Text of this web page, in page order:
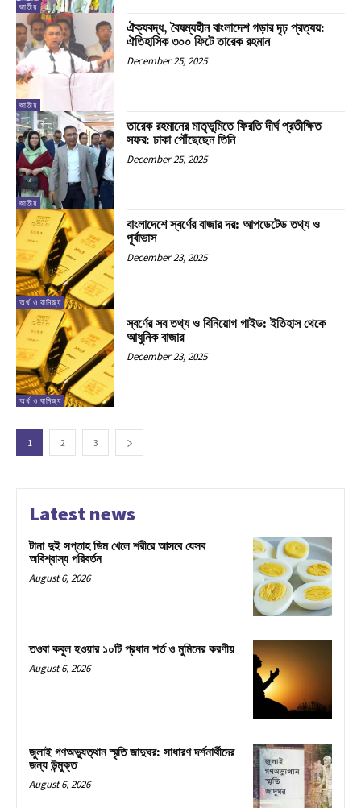
জাতীয়
জাতীয়
ঐক্যবদ্ধ, বৈষম্যহীন বাংলাদেশ গড়ার দৃঢ় প্রত্যয়:
ঐতিহাসিক ৩০০ ফিটে তারেক রহমান
December 25, 2025
জাতীয়
তারেক রহমানের মাতৃভূমিতে ফিরতি দীর্ঘ প্রতীক্ষিত
সফর: ঢাকা পৌঁছেছেন তিনি
December 25, 2025
অর্থ ও বানিজ্য
বাংলাদেশে স্বর্ণের বাজার দর: আপডেটেড তথ্য ও
পূর্বাভাস
December 23, 2025
অর্থ ও বানিজ্য
স্বর্ণের সব তথ্য ও বিনিয়োগ গাইড: ইতিহাস থেকে
আধুনিক বাজার
December 23, 2025
1 2 3
Latest news
টানা দুই সপ্তাহ ডিম খেলে শরীরে আসবে যেসব
অবিশ্বাস্য পরিবর্তন
August 6, 2026
তওবা কবুল হওয়ার ১০টি প্রধান শর্ত ও মুমিনের করণীয়
August 6, 2026
জুলাই গণঅভ্যুত্থান স্মৃতি জাদুঘর: সাধারণ দর্শনার্থীদের
জন্য উন্মুক্ত
August 6, 2026